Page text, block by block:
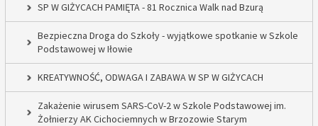
SP W GIŻYCACH PAMIĘTA - 81 Rocznica Walk nad Bzurą
Bezpieczna Droga do Szkoły - wyjątkowe spotkanie w Szkole
Podstawowej w Iłowie
KREATYWNOŚĆ, ODWAGA I ZABAWA W SP W GIŻYCACH
Zakażenie wirusem SARS-CoV-2 w Szkole Podstawowej im.
Żołnierzy AK Cichociemnych w Brzozowie Starym